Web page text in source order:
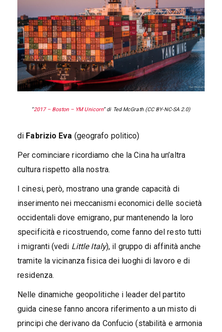
“2017 – Boston – YM Unicorn” di Ted McGrath (CC BY-NC-SA 2.0)
di Fabrizio Eva (geografo politico)
Per cominciare ricordiamo che la Cina ha un’altra
cultura rispetto alla nostra.
I cinesi, però, mostrano una grande capacità di
inserimento nei meccanismi economici delle società
occidentali dove emigrano, pur mantenendo la loro
specificità e ricostruendo, come fanno del resto tutti
i migranti (vedi Little Italy), il gruppo di affinità anche
tramite la vicinanza fisica dei luoghi di lavoro e di
residenza.
Nelle dinamiche geopolitiche i leader del partito
guida cinese fanno ancora riferimento a un misto di
principi che derivano da Confucio (stabilità e armonia